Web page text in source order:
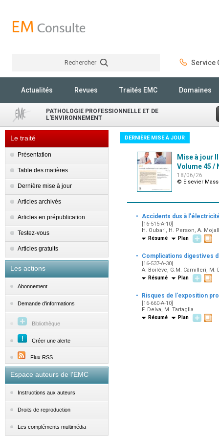
Rechercher Service
Actualités Revues Traités EMC Domaines
PATHOLOGIE PROFESSIONNELLE ET DE
L'ENVIRONNEMENT
Le traité
Présentation
Table des matières
Dernière mise à jour
Articles archivés
Articles en prépublication
Testez-vous
Articles gratuits
Les actions
Abonnement
Demande d'informations
Bibliothèque
Créer une alerte
Flux RSS
Espace auteurs de l'EMC
Instructions aux auteurs
Droits de reproduction
Les compléments multimédia
DERNIÈRE MISE À JOUR
Mise à jour
Volume 45 /
18/06/26
© Elsevier
· Accidents dus à
[16-515-A-10]
H. Oubari, H. Person, A.
Résumé Plan
· Complications digestives
[16-537-A-30]
A. Boilève, G.M. Camilleri, M.
Résumé Plan
· Risques de l'exposition
[16-660-A-10]
F. Delva, M. Tartaglia
Résumé Plan